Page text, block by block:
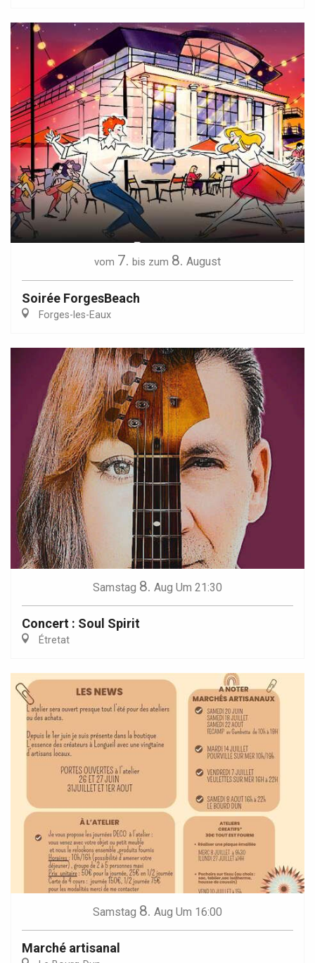
vom 7. bis zum 8. August
Soirée ForgesBeach
Forges-les-Eaux
Samstag 8. Aug Um 21:30
Concert : Soul Spirit
Étretat
Samstag 8. Aug Um 16:00
Marché artisanal